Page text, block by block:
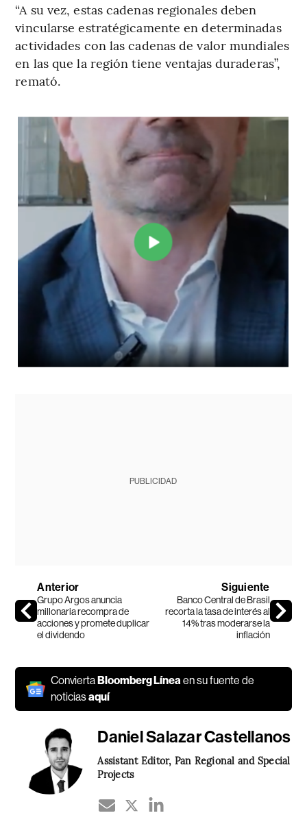
“A su vez, estas cadenas regionales deben
vincularse estratégicamente en determinadas
actividades con las cadenas de valor mundiales
en las que la región tiene ventajas duraderas”,
remató.
PUBLICIDAD
Anterior
Grupo Argos anuncia
millonaria recompra de
acciones y promete duplicar
el dividendo
Siguiente
Banco Central de Brasil
recorta la tasa de interés al
14% tras moderarse la
inflación
Convierta Bloomberg Líneaen su fuente de
noticiasaquí
Daniel Salazar Castellanos
Assistant Editor, Pan Regional and Special
Projects